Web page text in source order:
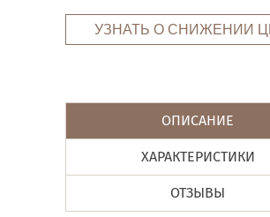
УЗНАТЬ О СНИЖЕНИИ
ОПИСАНИЕ
ХАРАКТЕРИСТИКИ
ОТЗЫВЫ